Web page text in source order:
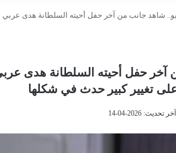
شاهد جانب من آخر حفل أحيته السلطانة هدى عربي
آخر حفل أحيته السلطانة هدى
تغيير كبير حدث في شكلها
آخر تحديث: 2026-04-14